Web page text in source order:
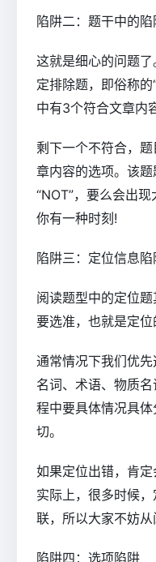
陷阱二：题干中的陷
这就是细心的问题
定排除题，即俗称
中有3个符合文章内
剩下一个不符合，
章内容的选项。该
“NOT”，要么会出
你有一种时刻!
陷阱三：定位信息陷
阅读题型中的定位
要选准，也就是定位
通常情况下我们优
名词、术语、物质
程中要具体情况具
切。
如果定位出错，肯定
实际上，很多时候
联，所以大家不妨从
陷阱四：选项陷阱